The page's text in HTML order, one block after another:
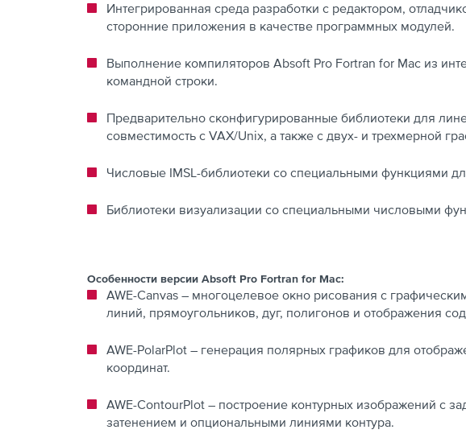
Интегрированная среда разработки с редактором,
сторонние приложения в качестве программных модулей.
Выполнение компиляторов Absoft Pro Fortran for Mac из
командной строки.
Предварительно сконфигурированные библиотеки для
совместимость с VAX/Unix, а также с двух- и трехмерной
Числовые IMSL-библиотеки со специальными функциями
Библиотеки визуализации со специальными числовыми
Особенности версии Absoft Pro Fortran for Mac:
AWE-Canvas – многоцелевое окно рисования с
линий, прямоугольников, дуг, полигонов и отображения
AWE-PolarPlot – генерация полярных графиков для
координат.
AWE-ContourPlot – построение контурных изображений с
затенением и опциональными линиями контура.